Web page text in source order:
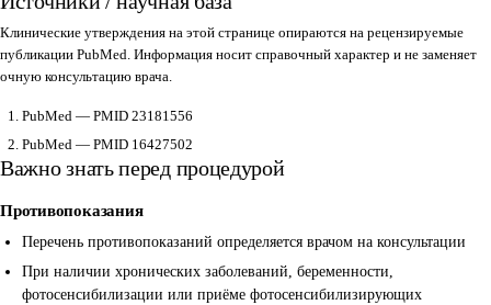
Клинические утверждения на этой странице опираются на рецензируемые
публикации PubMed. Информация носит справочный характер и не заменяет
очную консультацию врача.
PubMed — PMID 23181556
PubMed — PMID 16427502
Важно знать перед процедурой
Противопоказания
Перечень противопоказаний определяется врачом на консультации
При наличии хронических заболеваний, беременности,
фотосенсибилизации или приёме фотосенсибилизирующих